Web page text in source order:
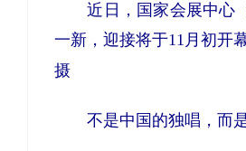
近日，国家会展中心
一新，迎接将于11月初开
摄
不是中国的独唱，而